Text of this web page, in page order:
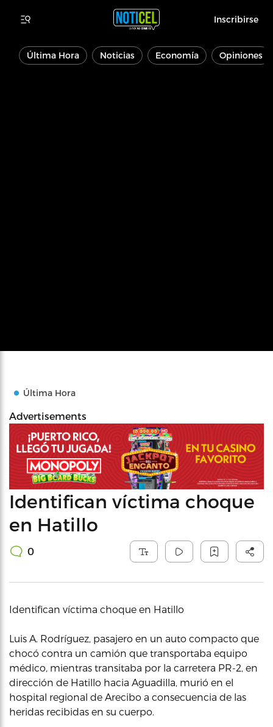
Inscribirse
Última Hora Noticias Economía Opiniones
Última Hora
Advertisements
Identifican víctima choque
en Hatillo
0
Identifican víctima choque en Hatillo
Luis A. Rodríguez, pasajero en un auto compacto que
chocó contra un camión que transportaba equipo
médico, mientras transitaba por la carretera PR-2, en
dirección de Hatillo hacia Aguadilla, murió en el
hospital regional de Arecibo a consecuencia de las
heridas recibidas en su cuerpo.